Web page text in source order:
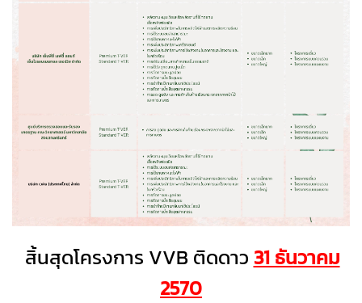
สิ้นสุดโครงการ VVB ติดดาว 31 ธันวาคม
2570